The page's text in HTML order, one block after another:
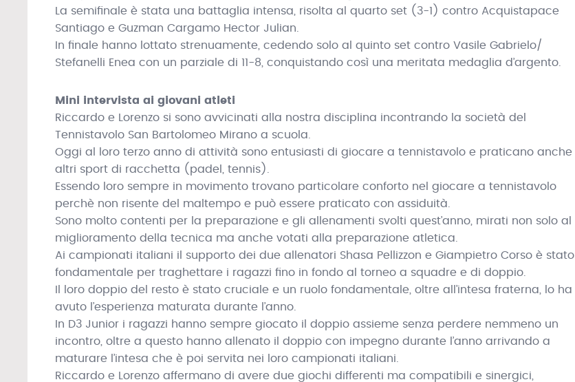
La semifinale è stata una battaglia intensa, risolta al quarto set (3-1) contro Acquistapace
Santiago e Guzman Cargamo Hector Julian.
In finale hanno lottato strenuamente, cedendo solo al quinto set contro Vasile Gabrielo/
Stefanelli Enea con un parziale di 11-8, conquistando così una meritata medaglia d’argento.
Mini intervista ai giovani atleti
Riccardo e Lorenzo si sono avvicinati alla nostra disciplina incontrando la società del
Tennistavolo San Bartolomeo Mirano a scuola.
Oggi al loro terzo anno di attività sono entusiasti di giocare a tennistavolo e praticano anche
altri sport di racchetta (padel, tennis).
Essendo loro sempre in movimento trovano particolare conforto nel giocare a tennistavolo
perchè non risente del maltempo e può essere praticato con assiduità.
Sono molto contenti per la preparazione e gli allenamenti svolti quest’anno, mirati non solo al
miglioramento della tecnica ma anche votati alla preparazione atletica.
Ai campionati italiani il supporto dei due allenatori Shasa Pellizzon e Giampietro Corso è stato
fondamentale per traghettare i ragazzi fino in fondo al torneo a squadre e di doppio.
Il loro doppio del resto è stato cruciale e un ruolo fondamentale, oltre all’intesa fraterna, lo ha
avuto l’esperienza maturata durante l’anno.
In D3 Junior i ragazzi hanno sempre giocato il doppio assieme senza perdere nemmeno un
incontro, oltre a questo hanno allenato il doppio con impegno durante l’anno arrivando a
maturare l’intesa che è poi servita nei loro campionati italiani.
Riccardo e Lorenzo affermano di avere due giochi differenti ma compatibili e sinergici,